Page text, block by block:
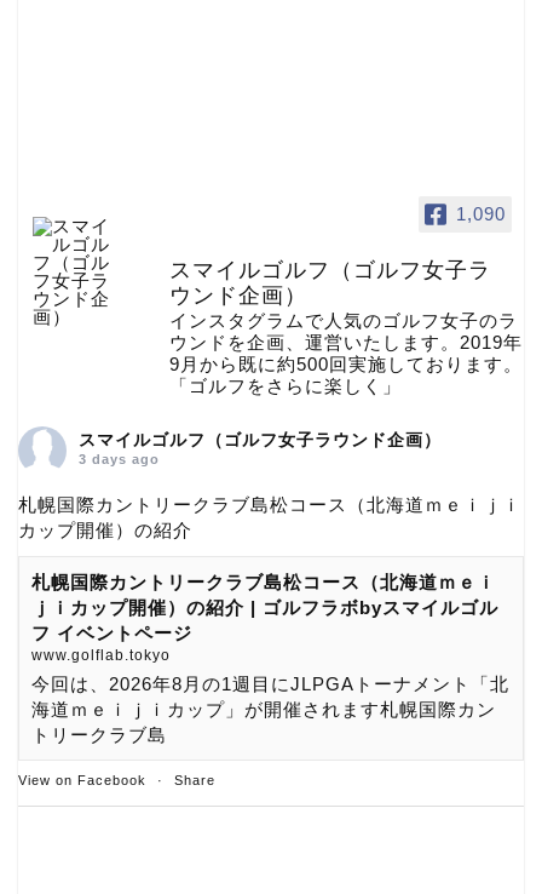
1,090
スマイルゴルフ（ゴルフ女子ラ
ウンド企画）
インスタグラムで人気のゴルフ女子のラ
ウンドを企画、運営いたします。2019年
9月から既に約500回実施しております。
「ゴルフをさらに楽しく」
スマイルゴルフ（ゴルフ女子ラウンド企画）
3 days ago
札幌国際カントリークラブ島松コース（北海道ｍｅｉｊｉ
カップ開催）の紹介
札幌国際カントリークラブ島松コース（北海道ｍｅｉ
ｊｉカップ開催）の紹介 | ゴルフラボbyスマイルゴル
フ イベントページ
www.golflab.tokyo
今回は、2026年8月の1週目にJLPGAトーナメント「北
海道ｍｅｉｊｉカップ」が開催されます札幌国際カン
トリークラブ島
View on Facebook · Share